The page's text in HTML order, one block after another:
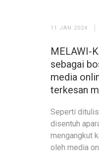
11 JAN 2024
MELAWI-
sebagai
media
terkesan
Seperti
disentuh
mengangkut
oleh media